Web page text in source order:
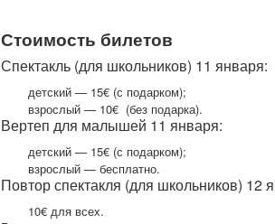
Стоимость билетов
Спектакль (для школьников) 11 января:
детский — 15€ (с подарком);
взрослый — 10€ (без подарка).
Вертеп для малышей 11 января:
детский — 15€ (с подарком);
взрослый — бесплатно.
Повтор спектакля (для школьников) 12
10€ для всех.